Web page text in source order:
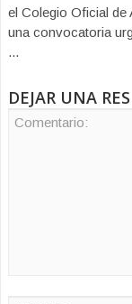
el Colegio Oficial de
una convocatoria
...
DEJAR UNA